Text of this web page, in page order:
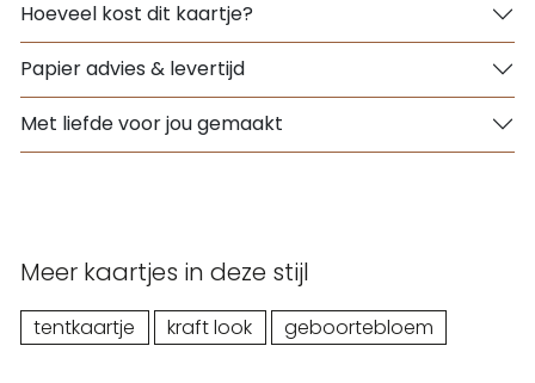
Hoeveel kost dit kaartje?
Papier advies & levertijd
Met liefde voor jou gemaakt
Meer kaartjes in deze stijl
tentkaartje kraft look geboortebloem